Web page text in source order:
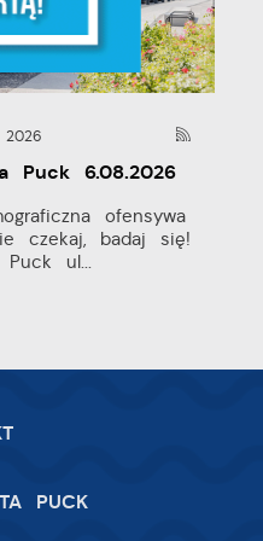
Puck 6.08.2026
ofensywa
czekaj, badaj się!
Puck ul...
PUCK